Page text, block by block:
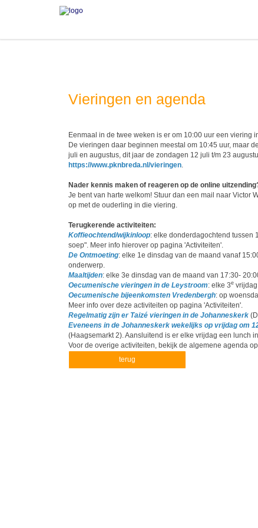
Vieringen en agenda
Eenmaal in de twee weken is er om 10:00 uur een viering
De vieringen daar beginnen meestal om 10:45 uur, maar
juli en augustus, dit jaar de zondagen 12 juli t/m 23
https://www.pknbreda.nl/vieringen.
Nader kennis maken of reageren op de online
Je bent van harte welkom! Stuur dan een mail naar Victor
op met de ouderling in die viering.
Terugkerende activiteiten:
Koffieochtend/wijkinloop: elke donderdagochtend tussen
soep". Meer info hierover op pagina 'Activiteiten'.
De Ontmoeting: elke 1e dinsdag van de maand vanaf
onderwerp.
Maaltijden: elke 3e dinsdag van de maand van 17:30-
Oecumenische vieringen in de Leystroom: elke 3e
Oecumenische bijeenkomsten Vredenbergh: op
Meer info over deze activiteiten op pagina 'Activiteiten'.
Regelmatig zijn er Taizé vieringen in de Johanneskerk
Eveneens in de Johanneskerk wekelijks op vrijdag om
(Haagsemarkt 2). Aansluitend is er elke vrijdag een lunch
Voor de overige activiteiten, bekijk de algemene agenda
terug